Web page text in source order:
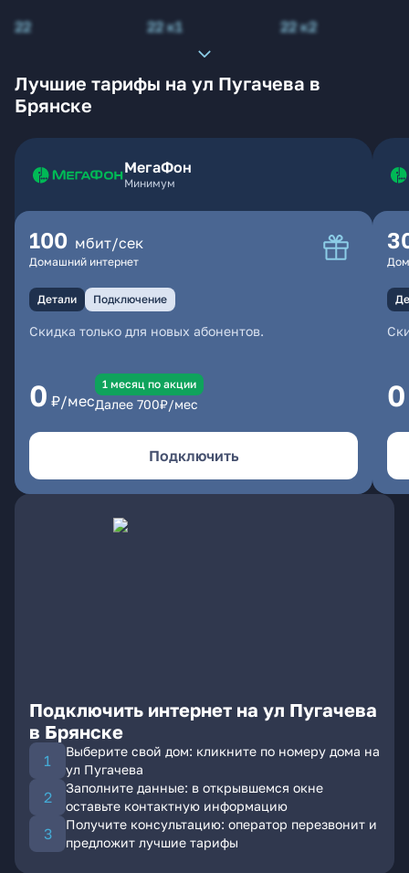
22
22 к1 22 к2
Лучшие тарифы на ул Пугачева в
Брянске
МегаФон
Минимум
100 мбит/сек
Домашний интернет
Детали Подключение
Скидка только для новых абонентов.
0 ₽/мес
1 месяц по акции
Далее 700₽/мес
Подключить
0
Подключить интернет на ул Пугачева
в Брянске
Выберите свой дом: кликните по номеру дома на
ул Пугачева
Заполните данные: в открывшемся окне
оставьте контактную информацию
Получите консультацию: оператор перезвонит и
предложит лучшие тарифы